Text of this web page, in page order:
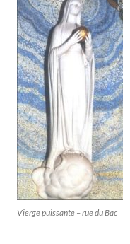
Vierge puissante – rue du Bac